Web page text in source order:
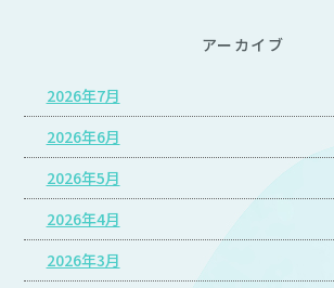
アーカイブ
2026年7月
2026年6月
2026年5月
2026年4月
2026年3月